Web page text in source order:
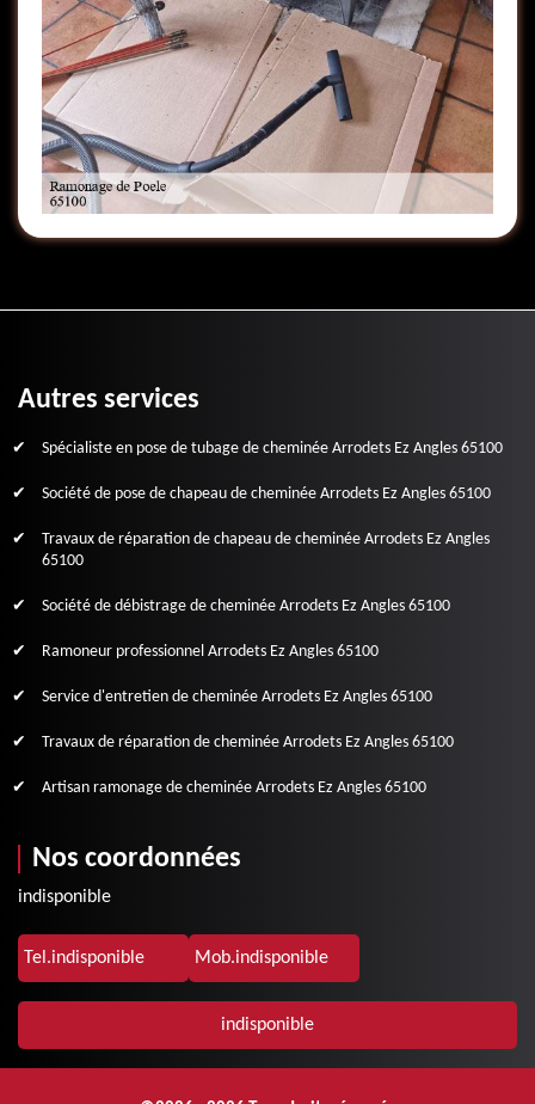
Autres services
Spécialiste en pose de tubage de cheminée Arrodets Ez Angles 65100
Société de pose de chapeau de cheminée Arrodets Ez Angles 65100
Travaux de réparation de chapeau de cheminée Arrodets Ez Angles
65100
Société de débistrage de cheminée Arrodets Ez Angles 65100
Ramoneur professionnel Arrodets Ez Angles 65100
Service d'entretien de cheminée Arrodets Ez Angles 65100
Travaux de réparation de cheminée Arrodets Ez Angles 65100
Artisan ramonage de cheminée Arrodets Ez Angles 65100
Nos coordonnées
indisponible
Tel.indisponible Mob.indisponible
indisponible